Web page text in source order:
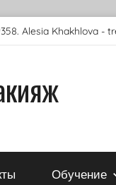
Alesia Khakhlova
Обучение